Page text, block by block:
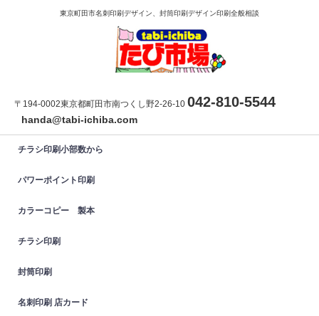
東京町田市名刺印刷デザイン、封筒印刷デザイン印刷全般相談
〒194-0002東京都町田市南つくし野2-26-10 042-810-5544
handa@tabi-ichiba.com
チラシ印刷小部数から
パワーポイント印刷
カラーコピー 製本
チラシ印刷
封筒印刷
名刺印刷 店カード